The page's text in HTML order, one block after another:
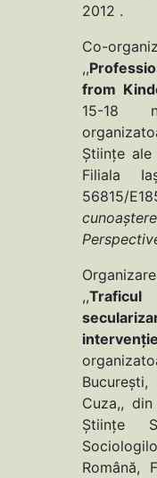
2012 .
Co-
,,
from
15-18
Ştiinţe ale
Filiala
56815/
,,
Cuza,,
Ştiinţe
Română,